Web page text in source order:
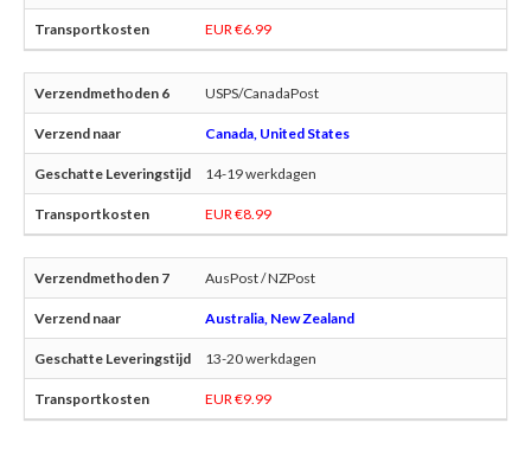
EUR €6.99
USPS/CanadaPost
Canada, United States
14-19 werkdagen
EUR €8.99
AusPost / NZPost
Australia, New Zealand
13-20 werkdagen
EUR €9.99